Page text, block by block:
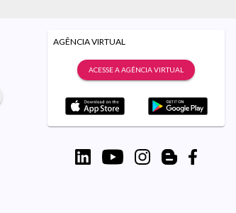
AGÊNCIA VIRTUAL
ACESSE A AGÊNCIA VIRTUAL